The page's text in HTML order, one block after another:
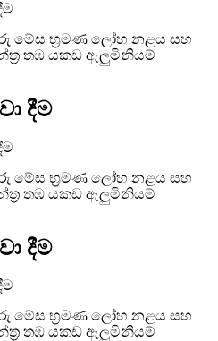
මේස භ්‍රමණ ලෝහ නළය සහ
තඹ යකඩ ඇලුමිනියම්
දීම
මේස භ්‍රමණ ලෝහ නළය සහ
තඹ යකඩ ඇලුමිනියම්
දීම
මේස භ්‍රමණ ලෝහ නළය සහ
තඹ යකඩ ඇලුමිනියම්